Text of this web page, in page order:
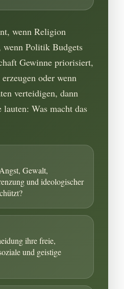
wenn Religion
wenn Politik Budgets
Gewinne priorisiert,
oder wenn
verteidigen, dann
lauten: Was macht das
Gewalt,
und ideologischer
ihre freie,
und geistige